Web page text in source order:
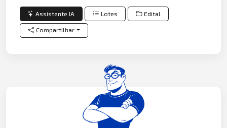
Assistente IA Lotes Edital
Compartilhar